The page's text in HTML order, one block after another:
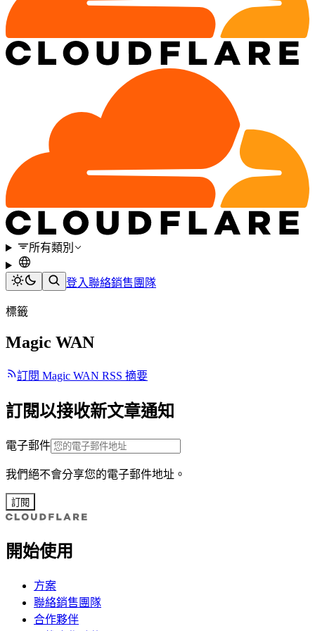
所有類別
登入聯絡銷售團隊
標籤
Magic WAN
訂閱 Magic WAN RSS 摘要
訂閱以接收新文章通知
電子郵件
我們絕不會分享您的電子郵件地址。
訂閱
開始使用
方案
聯絡銷售團隊
合作夥伴